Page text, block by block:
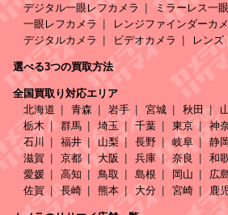
デジタル一眼レフカメラ
ミラーレス一
一眼レフカメラ
レンジファインダーカ
デジタルカメラ
ビデオカメラ レンズ
選べる3つの買取方法
全国買取り対応エリア
北海道
青森 岩手 宮城 秋田
栃木
群馬 埼玉 千葉 東京 神
石川
福井 山梨 長野 岐阜 静
滋賀
京都 大阪 兵庫 奈良 和
愛媛
高知 鳥取 島根 岡山 広
佐賀
長崎 熊本 大分 宮崎 鹿